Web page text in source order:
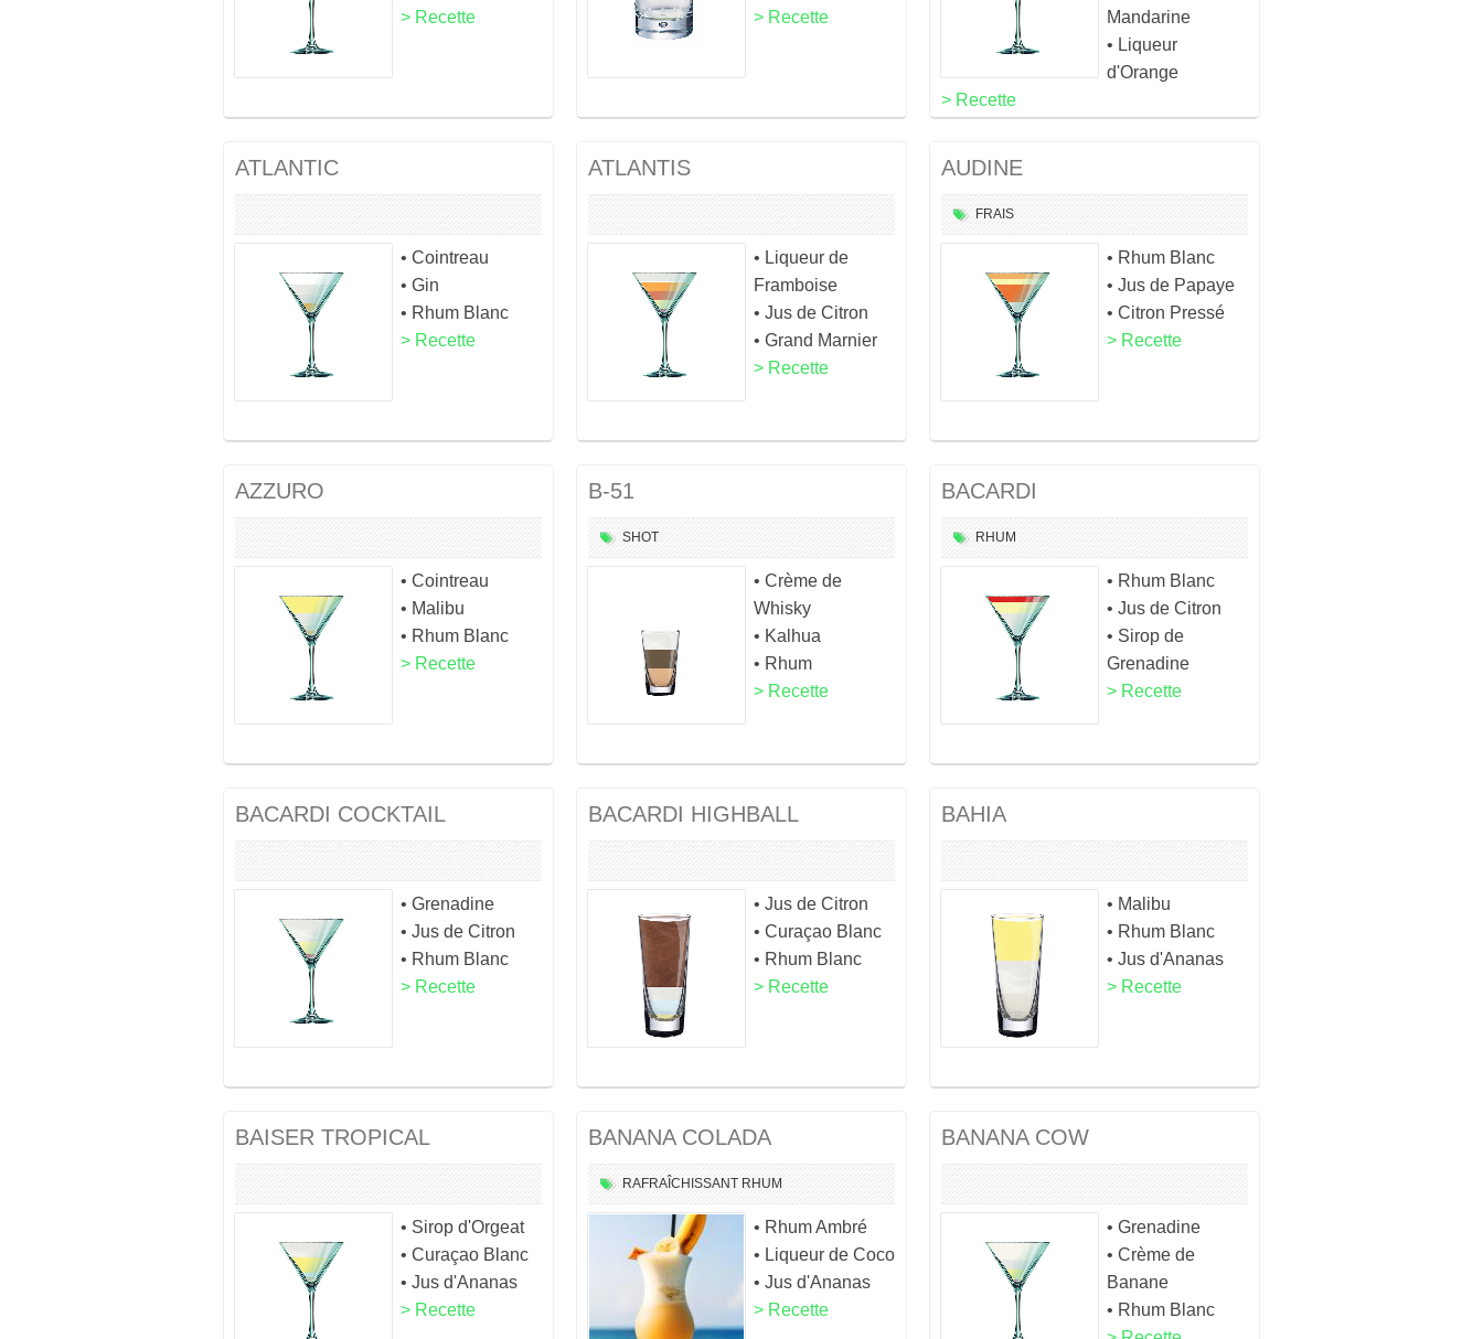
> Recette
> Recette
Mandarine
• Liqueur
d'Orange
> Recette
ATLANTIC
• Cointreau
• Gin
• Rhum Blanc
> Recette
ATLANTIS
• Liqueur de
Framboise
• Jus de Citron
• Grand Marnier
> Recette
AUDINE
FRAIS
• Rhum Blanc
• Jus de Papaye
• Citron Pressé
> Recette
AZZURO
• Cointreau
• Malibu
• Rhum Blanc
> Recette
B-51
SHOT
• Crème de
Whisky
• Kalhua
• Rhum
> Recette
BACARDI
RHUM
• Rhum Blanc
• Jus de Citron
• Sirop de
Grenadine
> Recette
BACARDI COCKTAIL
• Grenadine
• Jus de Citron
• Rhum Blanc
> Recette
BACARDI HIGHBALL
• Jus de Citron
• Curaçao Blanc
• Rhum Blanc
> Recette
BAHIA
• Malibu
• Rhum Blanc
• Jus d'Ananas
> Recette
BAISER TROPICAL
• Sirop d'Orgeat
• Curaçao Blanc
• Jus d'Ananas
> Recette
BANANA COLADA
RAFRAÎCHISSANT RHUM
• Rhum Ambré
• Liqueur de Coco
• Jus d'Ananas
> Recette
BANANA COW
• Grenadine
• Crème de
Banane
• Rhum Blanc